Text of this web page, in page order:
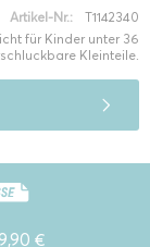
Artikel-Nr.:
T1142340
für Kinder unter 36
Kleinteile.
€